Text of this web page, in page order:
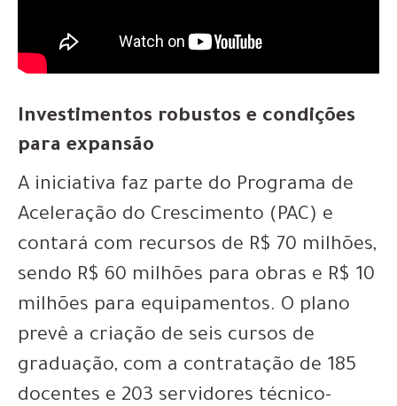
Investimentos robustos e condições
para expansão
A iniciativa faz parte do Programa de
Aceleração do Crescimento (PAC) e
contará com recursos de R$ 70 milhões,
sendo R$ 60 milhões para obras e R$ 10
milhões para equipamentos. O plano
prevê a criação de seis cursos de
graduação, com a contratação de 185
docentes e 203 servidores técnico-